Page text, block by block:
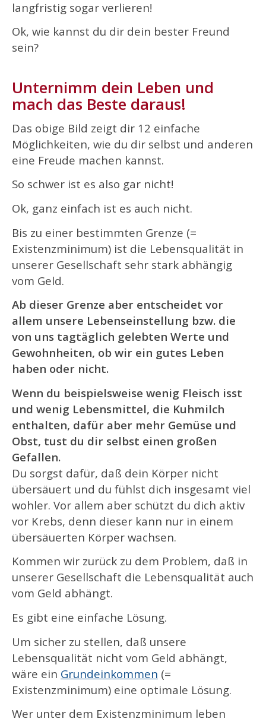
langfristig sogar verlieren!
Ok, wie kannst du dir dein bester Freund
sein?
Unternimm dein Leben und
mach das Beste daraus!
Das obige Bild zeigt dir 12 einfache
Möglichkeiten, wie du dir selbst und anderen
eine Freude machen kannst.
So schwer ist es also gar nicht!
Ok, ganz einfach ist es auch nicht.
Bis zu einer bestimmten Grenze (=
Existenzminimum) ist die Lebensqualität in
unserer Gesellschaft sehr stark abhängig
vom Geld.
Ab dieser Grenze aber entscheidet vor
allem unsere Lebenseinstellung bzw. die
von uns tagtäglich gelebten Werte und
Gewohnheiten, ob wir ein gutes Leben
haben oder nicht.
Wenn du beispielsweise wenig Fleisch isst
und wenig Lebensmittel, die Kuhmilch
enthalten, dafür aber mehr Gemüse und
Obst, tust du dir selbst einen großen
Gefallen.
Du sorgst dafür, daß dein Körper nicht
übersäuert und du fühlst dich insgesamt viel
wohler. Vor allem aber schützt du dich aktiv
vor Krebs, denn dieser kann nur in einem
übersäuerten Körper wachsen.
Kommen wir zurück zu dem Problem, daß in
unserer Gesellschaft die Lebensqualität auch
vom Geld abhängt.
Es gibt eine einfache Lösung.
Um sicher zu stellen, daß unsere
Lebensqualität nicht vom Geld abhängt,
wäre ein Grundeinkommen (=
Existenzminimum) eine optimale Lösung.
Wer unter dem Existenzminimum leben